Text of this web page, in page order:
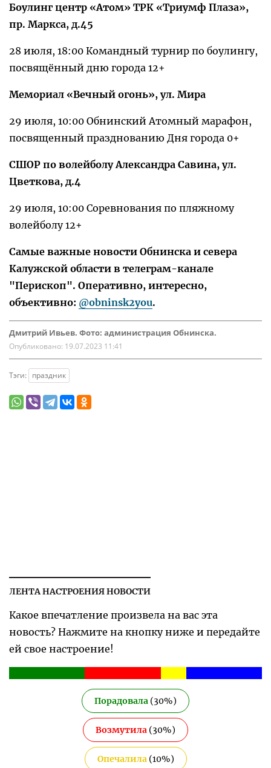
Боулинг центр «Атом» ТРК «Триумф Плаза»,
пр. Маркса, д.45
28 июля, 18:00 Командный турнир по боулингу,
посвящённый дню города 12+
Мемориал «Вечный огонь», ул. Мира
29 июля, 10:00 Обнинский Атомный марафон,
посвященный празднованию Дня города 0+
СШОР по волейболу Александра Савина, ул.
Цветкова, д.4
29 июля, 10:00 Соревнования по пляжному
волейболу 12+
Самые важные новости Обнинска и севера
Калужской области в телеграм-канале
"Перископ". Оперативно, интересно,
объективно: @obninsk2you.
Дмитрий Ивьев. Фото: администрация Обнинска.
Опубликовано: 19.07.2023 11:41
Тэги: праздник
ЛЕНТА НАСТРОЕНИЯ НОВОСТИ
Какое впечатление произвела на вас эта
новость? Нажмите на кнопку ниже и передайте
ей свое настроение!
Порадовала (30%)
Возмутила (30%)
Опечалила(10%)